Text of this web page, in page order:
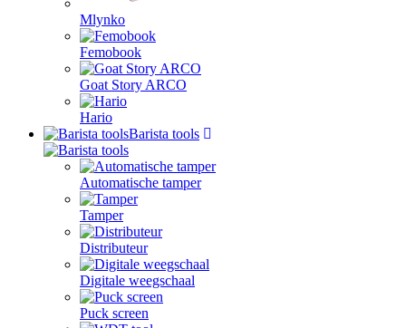
Mlynko
Femobook
Goat Story ARCO
Hario
Barista tools
Automatische tamper
Tamper
Distributeur
Digitale weegschaal
Puck screen